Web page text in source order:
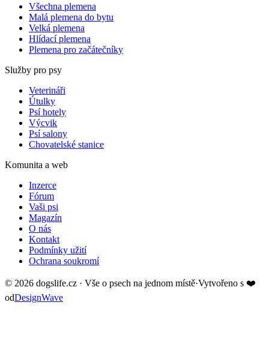
Všechna plemena
Malá plemena do bytu
Velká plemena
Hlídací plemena
Plemena pro začátečníky
Služby pro psy
Veterináři
Útulky
Psí hotely
Výcvik
Psí salony
Chovatelské stanice
Komunita a web
Inzerce
Fórum
Vaši psi
Magazín
O nás
Kontakt
Podmínky užití
Ochrana soukromí
© 2026 dogslife.cz · Vše o psech na jednom místě·Vytvořeno s ❤️
odDesignWave